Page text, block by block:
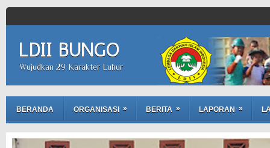
LDII BUNGO
Wujudkan 29 Karakter Luhur
BERANDA ORGANISASI » BERITA » LAPORAN »